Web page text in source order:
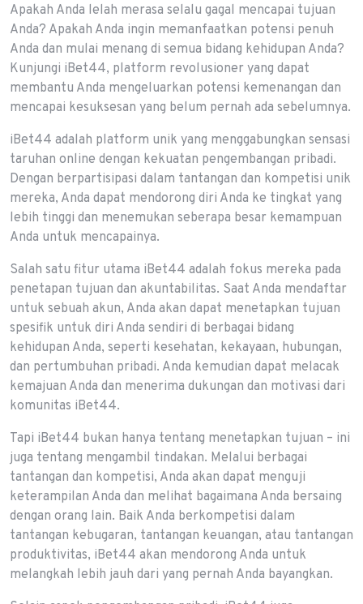
Apakah Anda lelah merasa selalu gagal mencapai tujuan
Anda? Apakah Anda ingin memanfaatkan potensi penuh
Anda dan mulai menang di semua bidang kehidupan Anda?
Kunjungi iBet44, platform revolusioner yang dapat
membantu Anda mengeluarkan potensi kemenangan dan
mencapai kesuksesan yang belum pernah ada sebelumnya.
iBet44 adalah platform unik yang menggabungkan sensasi
taruhan online dengan kekuatan pengembangan pribadi.
Dengan berpartisipasi dalam tantangan dan kompetisi unik
mereka, Anda dapat mendorong diri Anda ke tingkat yang
lebih tinggi dan menemukan seberapa besar kemampuan
Anda untuk mencapainya.
Salah satu fitur utama iBet44 adalah fokus mereka pada
penetapan tujuan dan akuntabilitas. Saat Anda mendaftar
untuk sebuah akun, Anda akan dapat menetapkan tujuan
spesifik untuk diri Anda sendiri di berbagai bidang
kehidupan Anda, seperti kesehatan, kekayaan, hubungan,
dan pertumbuhan pribadi. Anda kemudian dapat melacak
kemajuan Anda dan menerima dukungan dan motivasi dari
komunitas iBet44.
Tapi iBet44 bukan hanya tentang menetapkan tujuan – ini
juga tentang mengambil tindakan. Melalui berbagai
tantangan dan kompetisi, Anda akan dapat menguji
keterampilan Anda dan melihat bagaimana Anda bersaing
dengan orang lain. Baik Anda berkompetisi dalam
tantangan kebugaran, tantangan keuangan, atau tantangan
produktivitas, iBet44 akan mendorong Anda untuk
melangkah lebih jauh dari yang pernah Anda bayangkan.